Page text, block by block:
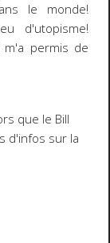
le monde!
d'utopisme!
m'a permis de
que le Bill
d'infos sur la